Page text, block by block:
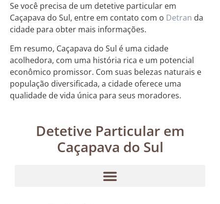
Se você precisa de um detetive particular em
Caçapava do Sul, entre em contato com o Detran da
cidade para obter mais informações.
Em resumo, Caçapava do Sul é uma cidade
acolhedora, com uma história rica e um potencial
econômico promissor. Com suas belezas naturais e
população diversificada, a cidade oferece uma
qualidade de vida única para seus moradores.
Detetive Particular em
Caçapava do Sul